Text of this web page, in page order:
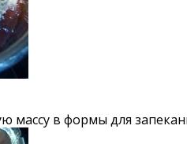
массу в формы для